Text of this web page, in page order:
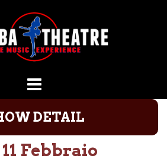
DETAIL
Febbraio